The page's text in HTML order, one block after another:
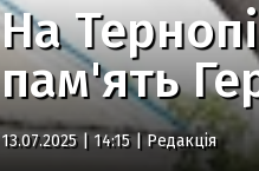
На
пам'ять
13.07.2025 | 14:15 |Редакція